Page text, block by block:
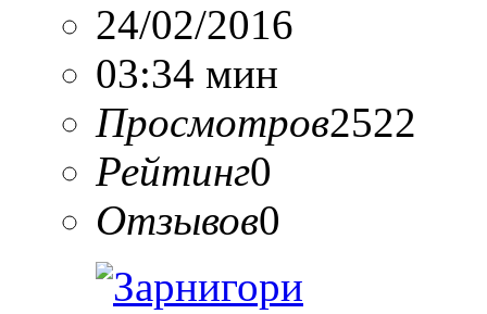
24/02/2016
03:34 мин
Просмотров2522
Рейтинг0
Отзывов0